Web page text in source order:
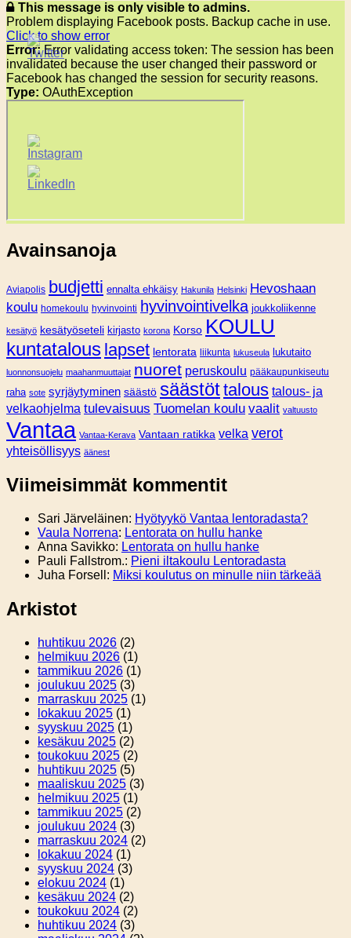
This message is only visible to admins.
Problem displaying Facebook posts. Backup cache in use.
Click to show error
Error:Error validating access token: The session has been
invalidated because the user changed their password or
Facebook has changed the session for security reasons.
Type: OAuthException
Avainsanoja
Aviapolis budjetti ennalta ehkäisy Hakunila Helsinki Hevoshaan
koulu homekoulu hyvinvointi hyvinvointivelka joukkoliikenne
kesätyö kesätyöseteli kirjasto korona Korso KOULU
kuntatalous lapset lentorata liikunta lukuseula lukutaito
luonnonsuojelu maahanmuuttajat nuoret peruskoulu pääkaupunkiseutu
raha sote syrjäytyminen säästö säästöttalous talous- ja
velkaohjelma tulevaisuus Tuomelan koulu vaalit valtuusto
Vantaa Vantaa-Kerava Vantaan ratikka velka verot
yhteisöllisyys äänest
Viimeisimmät kommentit
Sari Järveläinen: Hyötyykö Vantaa lentoradasta?
Vaula Norrena: Lentorata on hullu hanke
Anna Savikko: Lentorata on hullu hanke
Pauli Fallstrom.: Pieni iltakoulu Lentoradasta
Juha Forsell : Miksi koulutus on minulle niin tärkeää
Arkistot
huhtikuu 2026 (2)
helmikuu 2026 (1)
tammikuu 2026 (1)
joulukuu 2025 (3)
marraskuu 2025 (1)
lokakuu 2025 (1)
syyskuu 2025 (1)
kesäkuu 2025 (2)
toukokuu 2025 (2)
huhtikuu 2025 (5)
maaliskuu 2025 (3)
helmikuu 2025 (1)
tammikuu 2025 (2)
joulukuu 2024 (3)
marraskuu 2024 (2)
lokakuu 2024 (1)
syyskuu 2024 (3)
elokuu 2024 (1)
kesäkuu 2024 (2)
toukokuu 2024 (2)
huhtikuu 2024 (3)